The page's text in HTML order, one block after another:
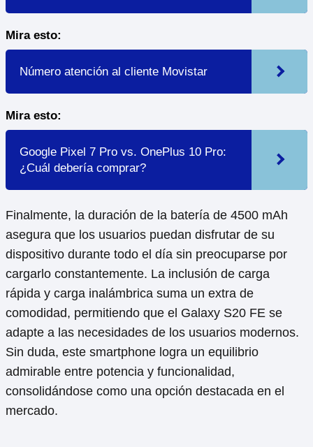
Mira esto:
Número atención al cliente Movistar
Mira esto:
Google Pixel 7 Pro vs. OnePlus 10 Pro:
¿Cuál debería comprar?
Finalmente, la duración de la batería de 4500 mAh
asegura que los usuarios puedan disfrutar de su
dispositivo durante todo el día sin preocuparse por
cargarlo constantemente. La inclusión de carga
rápida y carga inalámbrica suma un extra de
comodidad, permitiendo que el Galaxy S20 FE se
adapte a las necesidades de los usuarios modernos.
Sin duda, este smartphone logra un equilibrio
admirable entre potencia y funcionalidad,
consolidándose como una opción destacada en el
mercado.